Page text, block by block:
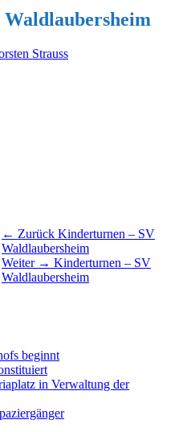
Strauss
← Zurück Vorhergehender
Beitrag:
Kinderturnen – SV
Waldlaubersheim
Weiter → Nächster
Beitrag:
Kinderturnen – SV
Waldlaubersheim
beginnt
in Verwaltung der